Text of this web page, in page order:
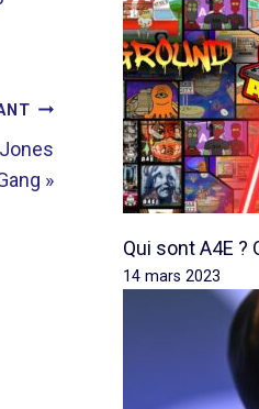
»
Qui sont A4E ?
14 mars 2023